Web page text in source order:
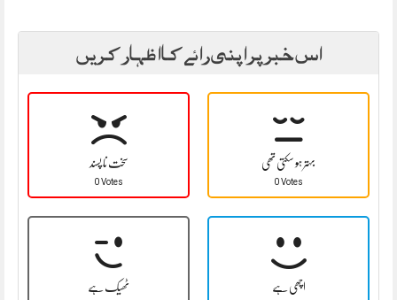
اس خبر پر اپنی رائے کا اظہار کریں
سخت نا پسند
0 Votes
بہتر ہو سکتی تھی
0 Votes
ٹھیک ہے اچھی ہے